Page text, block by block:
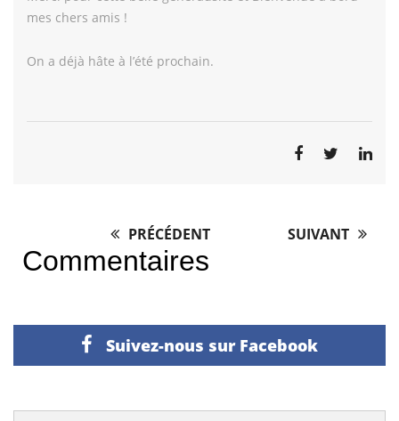
mes chers amis !
On a déjà hâte à l’été prochain.
Post
navigation
PRÉCÉDENT SUIVANT
Commentaires
Suivez-nous sur Facebook